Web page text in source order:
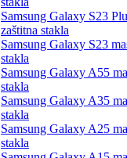
Samsung Galaxy S23
zaštitna stakla
Samsung Galaxy S23
stakla
Samsung Galaxy A55
stakla
Samsung Galaxy A35
stakla
Samsung Galaxy A25
stakla